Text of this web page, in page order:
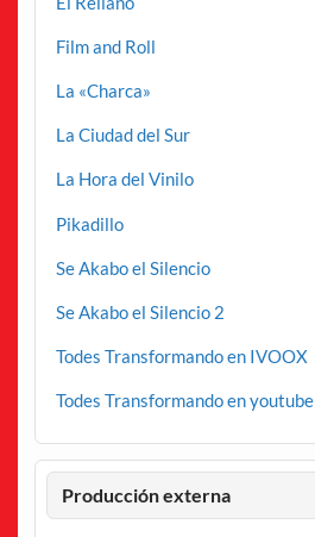
Film and Roll
La «Charca»
La Ciudad del Sur
La Hora del Vinilo
Pikadillo
Se Akabo el Silencio
Se Akabo el Silencio 2
Todes Transformando en IVOOX
Todes Transformando en youtube
Producción externa